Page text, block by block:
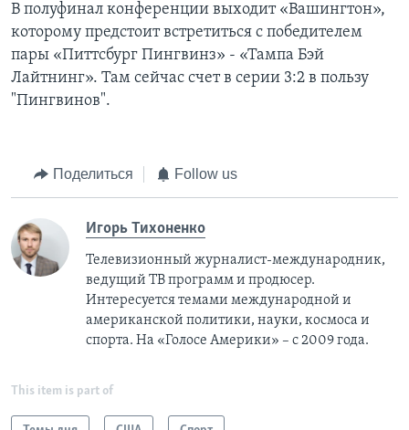
В полуфинал конференции выходит «Вашингтон»,
которому предстоит встретиться с победителем
пары «Питтсбург Пингвинз» - «Тампа Бэй
Лайтнинг». Там сейчас счет в серии 3:2 в пользу
"Пингвинов".
Поделиться Follow us
Игорь Тихоненко
Телевизионный журналист-международник,
ведущий ТВ программ и продюсер.
Интересуется темами международной и
американской политики, науки, космоса и
спорта. На «Голосе Америки» – с 2009 года.
This item is part of